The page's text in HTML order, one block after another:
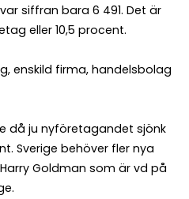
siffran bara 6 491. Det är
eller 10,5 procent.
enskild firma, handelsbolag
då ju nyföretagandet sjönk
Sverige behöver fler nya
Goldman som är vd på